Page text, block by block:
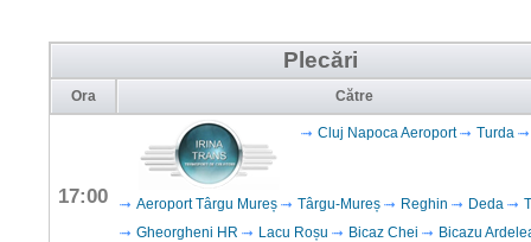
Plecări
Ora Către
17:00
Cluj Napoca Aeroport Turda
Aeroport Târgu Mureș Târgu-Mureș Reghin Deda
Gheorgheni HR
Lacu Roșu Bicaz Chei
Bicazu